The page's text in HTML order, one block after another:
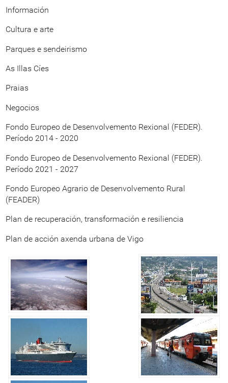
Información
Cultura e arte
Parques e sendeirismo
As Illas Cíes
Praias
Negocios
Fondo Europeo de Desenvolvemento Rexional (FEDER).
Período 2014 - 2020
Fondo Europeo de Desenvolvemento Rexional (FEDER).
Período 2021 - 2027
Fondo Europeo Agrario de Desenvolvemento Rural
(FEADER)
Plan de recuperación, transformación e resiliencia
Plan de acción axenda urbana de Vigo